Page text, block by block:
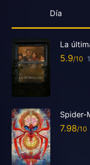
Día
La
5.9
Spider-
7.98